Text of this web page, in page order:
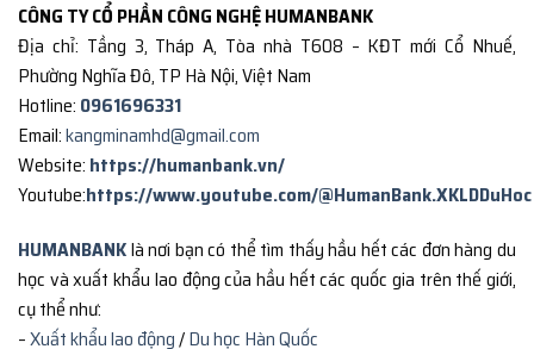
CÔNG TY CỔ PHẦN CÔNG NGHỆ HUMANBANK
Địa chỉ: Tầng 3, Tháp A, Tòa nhà T608 – KĐT mới Cổ Nhuế,
Phường Nghĩa Đô, TP Hà Nội, Việt Nam
Hotline: 0961696331
Email:kangminamhd@gmail.com
Website: https://humanbank.vn/
Youtube:https://www.youtube.com/@HumanBank.XKLDDuHoc
HUMANBANKlà nơi bạn có thể tìm thấy hầu hết các đơn hàng du
học và xuất khẩu lao động của hầu hết các quốc gia trên thế giới,
cụ thể như:
–Xuất khẩu lao động/Du học Hàn Quốc